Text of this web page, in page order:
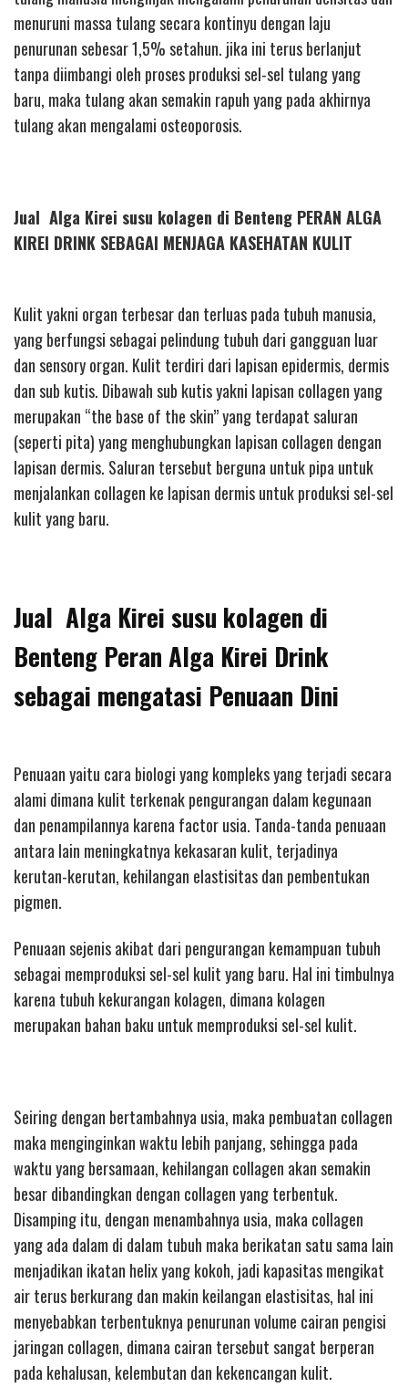
menuruni massa tulang secara kontinyu dengan laju
penurunan sebesar 1,5% setahun. jika ini terus berlanjut
tanpa diimbangi oleh proses produksi sel-sel tulang yang
baru, maka tulang akan semakin rapuh yang pada akhirnya
tulang akan mengalami osteoporosis.
Jual Alga Kirei susu kolagen di Benteng PERAN ALGA
KIREI DRINK SEBAGAI MENJAGA KASEHATAN KULIT
Kulit yakni organ terbesar dan terluas pada tubuh manusia,
yang berfungsi sebagai pelindung tubuh dari gangguan luar
dan sensory organ. Kulit terdiri dari lapisan epidermis, dermis
dan sub kutis. Dibawah sub kutis yakni lapisan collagen yang
merupakan “the base of the skin” yang terdapat saluran
(seperti pita) yang menghubungkan lapisan collagen dengan
lapisan dermis. Saluran tersebut berguna untuk pipa untuk
menjalankan collagen ke lapisan dermis untuk produksi sel-sel
kulit yang baru.
Jual Alga Kirei susu kolagen di
Benteng Peran Alga Kirei Drink
sebagai mengatasi Penuaan Dini
Penuaan yaitu cara biologi yang kompleks yang terjadi secara
alami dimana kulit terkenak pengurangan dalam kegunaan
dan penampilannya karena factor usia. Tanda-tanda penuaan
antara lain meningkatnya kekasaran kulit, terjadinya
kerutan-kerutan, kehilangan elastisitas dan pembentukan
pigmen.
Penuaan sejenis akibat dari pengurangan kemampuan tubuh
sebagai memproduksi sel-sel kulit yang baru. Hal ini timbulnya
karena tubuh kekurangan kolagen, dimana kolagen
merupakan bahan baku untuk memproduksi sel-sel kulit.
Seiring dengan bertambahnya usia, maka pembuatan collagen
maka menginginkan waktu lebih panjang, sehingga pada
waktu yang bersamaan, kehilangan collagen akan semakin
besar dibandingkan dengan collagen yang terbentuk.
Disamping itu, dengan menambahnya usia, maka collagen
yang ada dalam di dalam tubuh maka berikatan satu sama lain
menjadikan ikatan helix yang kokoh, jadi kapasitas mengikat
air terus berkurang dan makin keilangan elastisitas, hal ini
menyebabkan terbentuknya penurunan volume cairan pengisi
jaringan collagen, dimana cairan tersebut sangat berperan
pada kehalusan, kelembutan dan kekencangan kulit.